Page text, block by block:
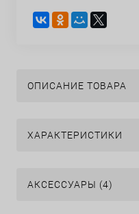
ОПИСАНИЕ ТОВАРА
ХАРАКТЕРИСТИКИ
АКСЕССУАРЫ (4)